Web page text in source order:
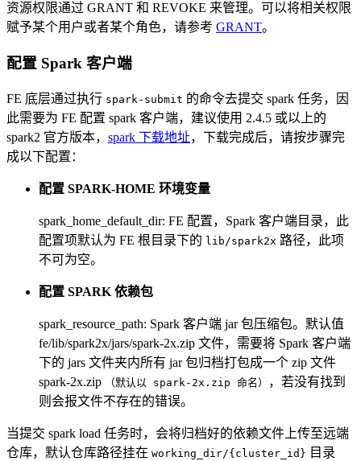
资源权限通过 GRANT 和 REVOKE 来管理。可以将相关权限
赋予某个用户或者某个角色，请参考 GRANT。
配置 Spark 客户端
FE 底层通过执行 spark-submit 的命令去提交 spark 任务，因
此需要为 FE 配置 spark 客户端，建议使用 2.4.5 或以上的
spark2 官方版本， spark 下载地址，下载完成后，请按步骤完
成以下配置：
配置 SPARK-HOME 环境变量
spark_home_default_dir: FE 配置，Spark 客户端目录，此
配置项默认为 FE 根目录下的 lib/spark2x 路径，此项
不可为空。
配置 SPARK 依赖包
spark_resource_path: Spark 客户端 jar 包压缩包。默认值
fe/lib/spark2x/jars/spark-2x.zip 文件，需要将 Spark 客户端
下的 jars 文件夹内所有 jar 包归档打包成一个 zip 文件
spark-2x.zip
（默认以 spark-2x.zip 命名）
，若没有找到
则会报文件不存在的错误。
当提交 spark load 任务时，会将归档好的依赖文件上传至远端
仓库，默认仓库路径挂在 working_dir/{cluster_id} 目录